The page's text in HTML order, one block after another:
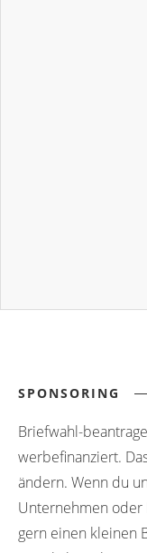
SPONSORING
Briefwahl-
werbefinanziert.
ändern. Wenn du
Unternehmen oder
gern einen kleinen